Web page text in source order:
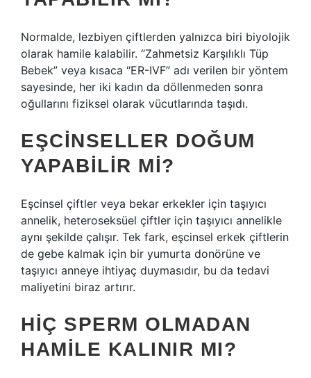
Normalde, lezbiyen çiftlerden yalnızca biri biyolojik
olarak hamile kalabilir. “Zahmetsiz Karşılıklı Tüp
Bebek” veya kısaca “ER-IVF” adı verilen bir yöntem
sayesinde, her iki kadın da döllenmeden sonra
oğullarını fiziksel olarak vücutlarında taşıdı.
EŞCINSELLER DOĞUM
YAPABILIR MI?
Eşcinsel çiftler veya bekar erkekler için taşıyıcı
annelik, heteroseksüel çiftler için taşıyıcı annelikle
aynı şekilde çalışır. Tek fark, eşcinsel erkek çiftlerin
de gebe kalmak için bir yumurta donörüne ve
taşıyıcı anneye ihtiyaç duymasıdır, bu da tedavi
maliyetini biraz artırır.
HIÇ SPERM OLMADAN
HAMILE KALINIR MI?